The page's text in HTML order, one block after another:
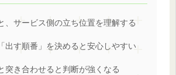
、サービス側の立ち位置を理解する
出す順番」を決めると安心しやすい
突き合わせると判断が強くなる